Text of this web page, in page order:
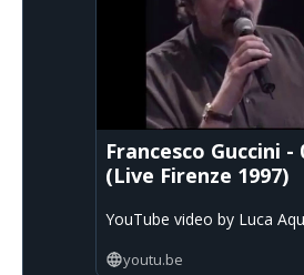
Francesco Guccini -
(Live Firenze 1997)
YouTube video by Luca
youtu.be